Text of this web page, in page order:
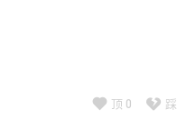
顶 0 踩